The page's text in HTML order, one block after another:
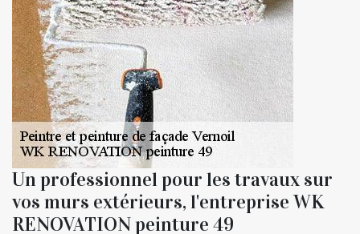
Un professionnel pour les travaux sur
vos murs extérieurs, l'entreprise WK
RENOVATION peinture 49